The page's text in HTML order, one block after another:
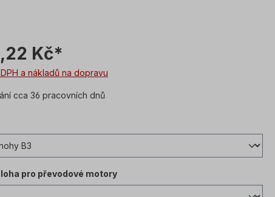
Kč*
a nákladů na dopravu
cca 36 pracovních dnů
pro převodové motory